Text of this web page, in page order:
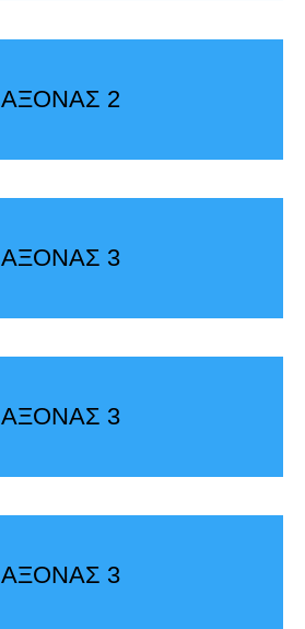
ΑΞΟΝΑΣ 2
ΑΞΟΝΑΣ 3
ΑΞΟΝΑΣ 3
ΑΞΟΝΑΣ 3